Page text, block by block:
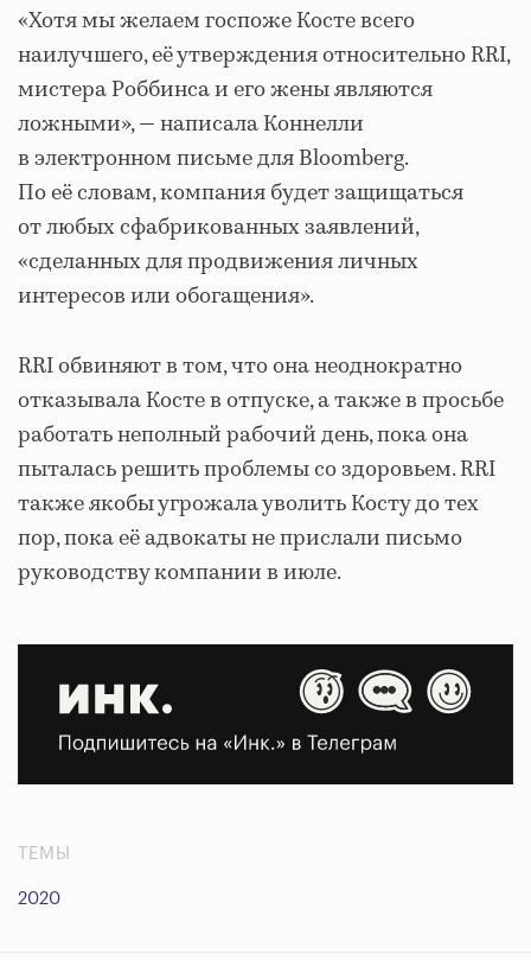
«Хотя мы желаем госпоже Косте всего
наилучшего, её утверждения относительно RRI,
мистера Роббинса и его жены являются
ложными», — написала Коннелли
в электронном письме для Bloomberg.
По её словам, компания будет защищаться
от любых сфабрикованных заявлений,
«сделанных для продвижения личных
интересов или обогащения».
RRI обвиняют в том, что она неоднократно
отказывала Косте в отпуске, а также в просьбе
работать неполный рабочий день, пока она
пыталась решить проблемы со здоровьем. RRI
также якобы угрожала уволить Косту до тех
пор, пока её адвокаты не прислали письмо
руководству компании в июле.
ТЕМЫ
2020